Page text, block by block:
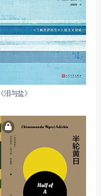
《泪与盐》